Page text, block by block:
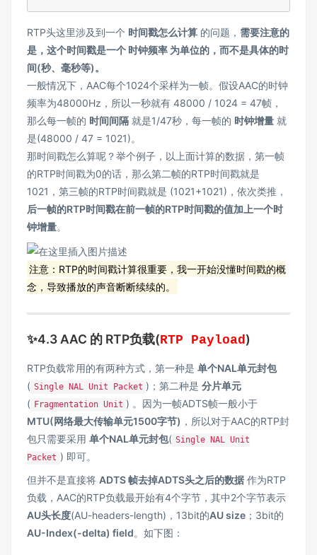
RTP头这里涉及到一个 时间戳怎么计算 的问题， 需要注意的
是，这个时间戳是一个 时钟频率 为单位的，而不是具体的时
间(秒、毫秒等)。
一般情况下，AAC每个1024个采样为一帧。假设AAC的时钟
频率为48000Hz，所以一秒就有 48000 / 1024 = 47帧，
那么每一帧的 时间间隔 就是1/47秒，每一帧的 时钟增量 就
是(48000 / 47 = 1021)。
那时间戳怎么算呢？举个例子，以上面计算的数据，第一帧
的RTP时间戳为0的话，那么第二帧的RTP时间戳就是
1021，第三帧的RTP时间戳就是 (1021+1021)，依次类推，
后一帧的RTP时间戳在前一帧的RTP时间戳的值加上一个时
钟增量。
注意：RTP的时间戳计算很重要，我一开始没懂时间戳的概
念，导致播放的声音断断续续的。
✨4.3 AAC 的 RTP负载(RTP Payload)
RTP负载常用的有两种方式，第一种是 单个NAL单元封包
( Single NAL Unit Packet )；第二种是分片单元
( Fragmentation Unit ) 。因为一帧ADTS帧一般小于
MTU(网络最大传输单元1500字节) ，所以对于AAC的RTP封
包只需要采用 单个NAL单元封包( Single NAL Unit
Packet ) 即可。
但并不是直接将 ADTS 帧去掉ADTS头之后的数据 作为RTP
负载，AAC的RTP负载最开始有4个字节，其中2个字节表示
AU头长度(AU-headers-length)，13bit的AU size ；3bit的
AU-Index(-delta) field。如下图：